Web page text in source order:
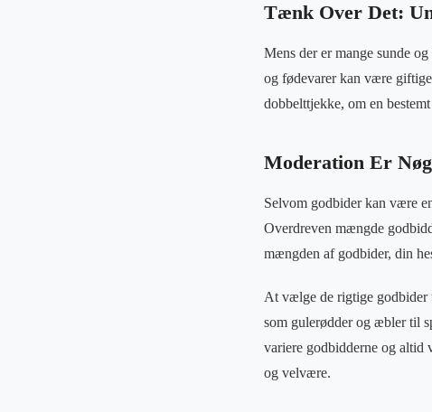
Tænk Over Det:
Mens der er mange sunde
og fødevarer kan være
dobbelttjekke, om en
Moderation Er
Selvom godbider kan være
Overdreven mængde
mængden af godbider, din
At vælge de rigtige godbider
som gulerødder og æbler til
variere godbidderne og altid
og velvære.